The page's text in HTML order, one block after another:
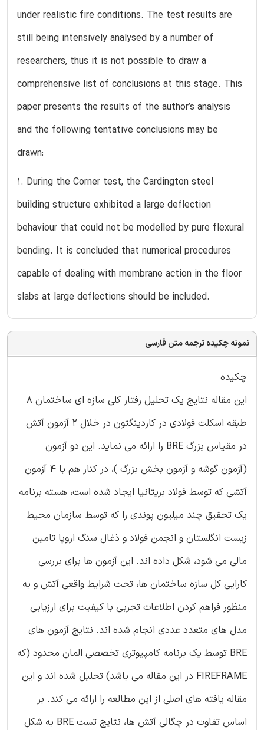
under realistic fire conditions. The test results are
still being intensively analysed by a number of
researchers, thus it is not possible to draw a
comprehensive list of conclusions at this stage. This
paper presents the results of the author’s analysis
and the following tentative conclusions may be
drawn:
1. During the Corner test, the Cardington steel
building structure exhibited a large deflection
behaviour that could not be modelled by pure flexural
bending. It is concluded that numerical procedures
capable of dealing with membrane action in the floor
slabs at large deflections should be included.
نمونه چکیده ترجمه متن فارسی
چکیده
این مقاله نتایج یک تحلیل رفتار کلی سازه ای ساختمان 8
طبقه اسکلت فولادی در کاردینگتون در خلال 2 آزمون آتش
در مقیاس بزرگ BRE را ارائه می نماید. این دو آزمون
(آزمون گوشه و آزمون بخش بزرگ )، در کنار هم با 4 آزمون
آتشی که توسط فولاد بریتانیا ایجاد شده است، هسته برنامه
یک تحقیق چند میلیون پوندی را که توسط سازمان محیط
زیست انگلستان و انجمن فولاد و ذغال سنگ اروپا تامین
مالی می شود، شکل داده اند. این آزمون ها برای بررسی
کارایی کل سازه ساختمان ها، تحت شرایط واقعی آتش و به
منظور فراهم کردن اطلاعات تجربی با کیفیت برای ارزیابی
مدل های متعدد عددی انجام شده اند. نتایج آزمون های
BRE توسط یک برنامه کامپیوتری تخصصی المان محدود (که
FIREFRAME در این مقاله می باشد) تحلیل شده اند و این
مقاله یافته های اصلی از این مطالعه را ارائه می کند. بر
اساس تفاوت در چگالی آتش ها، نتایج تست BRE به شکل